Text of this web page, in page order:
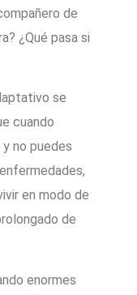
de
¿Qué pasa si
se
cuando
no puedes
en modo de
de
enormes